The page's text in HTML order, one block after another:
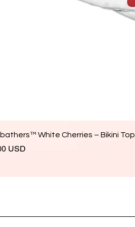
White Cherries – Bikini Top
USD